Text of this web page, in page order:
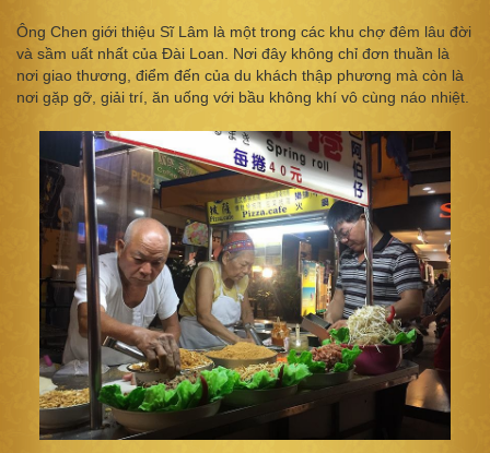
Ông Chen giới thiệu Sĩ Lâm là một trong các khu chợ đêm lâu đời
và sầm uất nhất của Đài Loan. Nơi đây không chỉ đơn thuần là
nơi giao thương, điểm đến của du khách thập phương mà còn là
nơi gặp gỡ, giải trí, ăn uống với bầu không khí vô cùng náo nhiệt.